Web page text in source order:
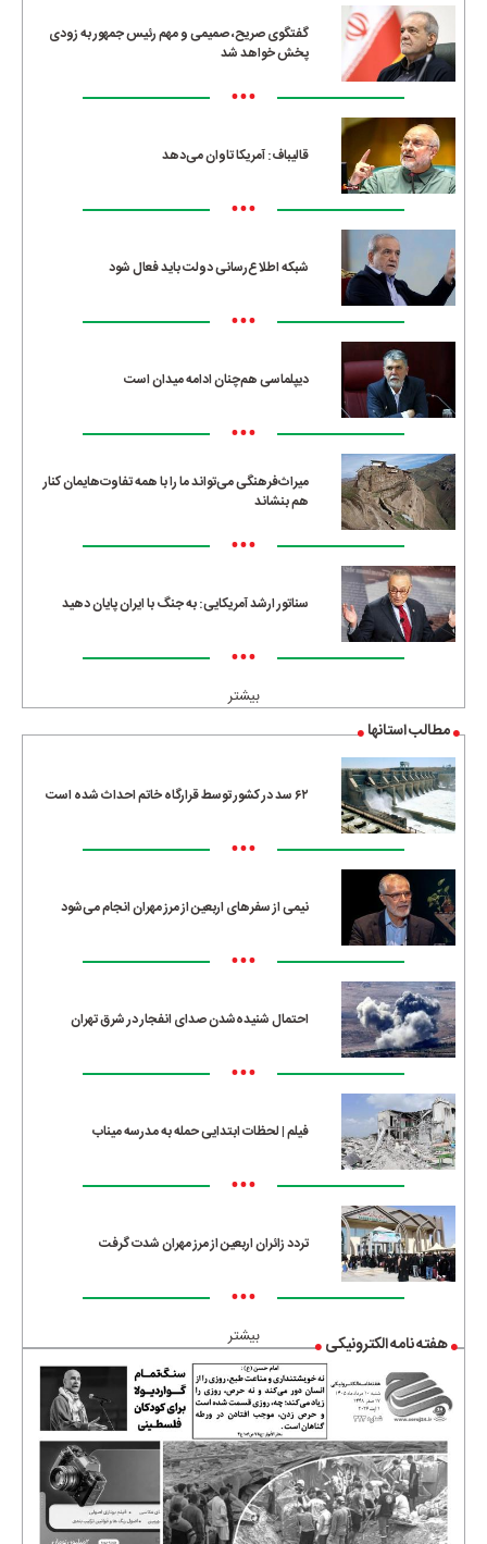
گفتگوی صریح، صمیمی و مهم رئیس جمهور به زودی
پخش خواهد شد
•••
قالیباف: آمریکا تاوان می‌دهد
•••
شبکه اطلاع‌رسانی دولت باید فعال شود
•••
دیپلماسی هم‌چنان ادامه میدان است
•••
میراث‌فرهنگی می‌تواند ما را با همه تفاوت‌هایمان کنار
هم بنشاند
•••
سناتور ارشد آمریکایی: به جنگ با ایران پایان دهید
•••
بیشتر
مطالب استانها
۶۲ سد در کشور توسط قرارگاه خاتم احداث شده است
•••
نیمی از سفرهای اربعین از مرز مهران انجام می‌شود
•••
احتمال شنیده‌شدن صدای انفجار در شرق تهران
•••
فیلم | لحظات ابتدایی حمله به مدرسه میناب
•••
تردد زائران اربعین از مرز مهران شدت گرفت
•••
بیشتر هفته نامه الکترونیکی